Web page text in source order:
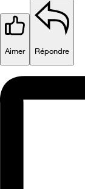
Aimer Répondre